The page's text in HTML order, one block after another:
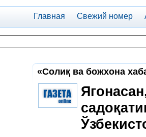
Главная Свежий номер
«Солиқ ва божхона